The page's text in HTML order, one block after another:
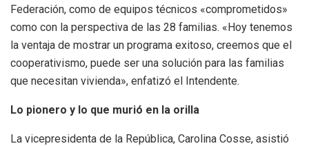
Federación, como de equipos técnicos «comprometidos»
como con la perspectiva de las 28 familias. «Hoy tenemos
la ventaja de mostrar un programa exitoso, creemos que el
cooperativismo, puede ser una solución para las familias
que necesitan vivienda», enfatizó el Intendente.
Lo pionero y lo que murió en la orilla
La vicepresidenta de la República, Carolina Cosse, asistió